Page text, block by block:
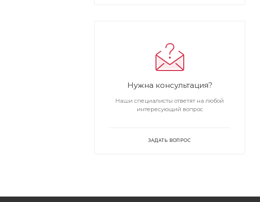
Нужна консультация?
Наши специалисты ответят на любой
интересующий вопрос
ЗАДАТЬ ВОПРОС